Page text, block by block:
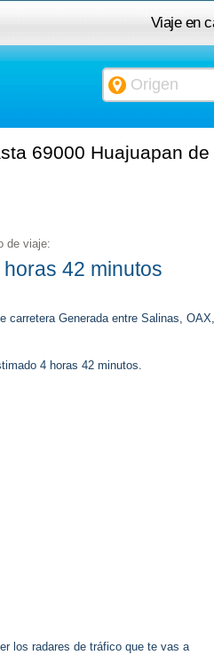
Viaje en
69000 Huajuapan
de viaje:
horas 42 minutos
carretera Generada entre Salinas, OAX,
4 horas 42 minutos.
los radares de tráfico que te vas a